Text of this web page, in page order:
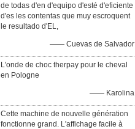
de todas d'en d'equipo d'esté d'eficiente
d'es les contentas que muy escroquent
le resultado d'EL,
—— Cuevas de Salvador
L'onde de choc therpay pour le cheval
en Pologne
—— Karolina
Cette machine de nouvelle génération
fonctionne grand. L'affichage facile à